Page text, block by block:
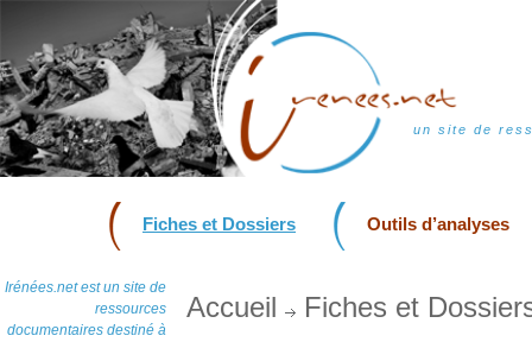
un site de
Fiches et Dossiers Outils d’analyses
Irénées.net est un site de
ressources
documentaires destiné à
Accueil Fiches et